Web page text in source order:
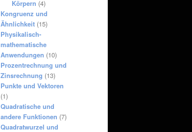
Körpern (4)
Kongruenz und
Ähnlichkeit (15)
Physikalisch-
mathematische
Anwendungen (10)
Prozentrechnung und
Zinsrechnung (13)
Punkte und Vektoren
(1)
Quadratische und
andere Funktionen (7)
Quadratwurzel und